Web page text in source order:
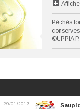
Péchés
©UPPIA
29/01/2013